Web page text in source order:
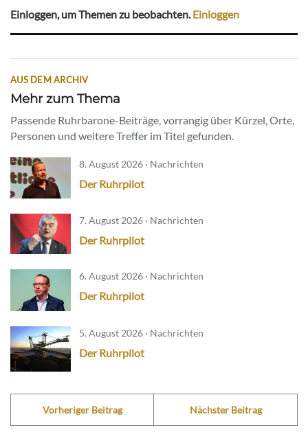
Einloggen, um Themen zu beobachten.Einloggen
AUS DEM ARCHIV
Mehr zum Thema
Passende Ruhrbarone-Beiträge, vorrangig über Kürzel, Orte,
Personen und weitere Treffer im Titel gefunden.
8. August 2026 · Nachrichten
Der Ruhrpilot
7. August 2026 · Nachrichten
Der Ruhrpilot
6. August 2026 · Nachrichten
Der Ruhrpilot
5. August 2026 · Nachrichten
Der Ruhrpilot
Vorheriger Beitrag Nächster Beitrag